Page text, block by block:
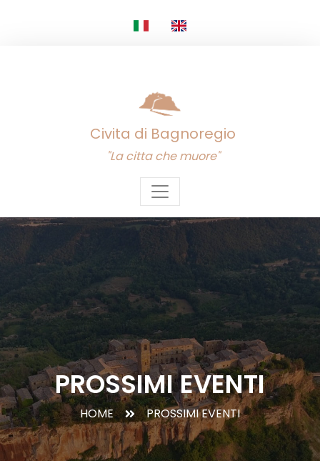
Civita di Bagnoregio
"La citta che muore"
PROSSIMI EVENTI
HOME PROSSIMI EVENTI